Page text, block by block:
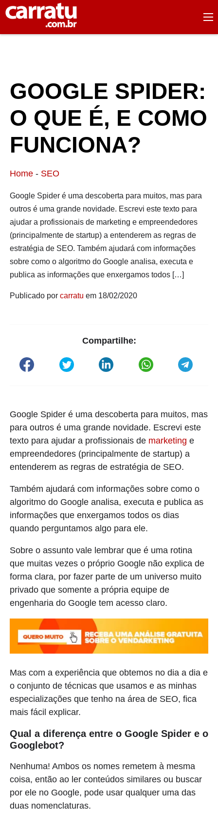
GOOGLE SPIDER:
O QUE É, E COMO
FUNCIONA?
Home - SEO
Google Spider é uma descoberta para muitos, mas para
outros é uma grande novidade. Escrevi este texto para
ajudar a profissionais de marketing e empreendedores
(principalmente de startup) a entenderem as regras de
estratégia de SEO. Também ajudará com informações
sobre como o algoritmo do Google analisa, executa e
publica as informações que enxergamos todos […]
Publicado por carratu em 18/02/2020
Compartilhe:
Google Spider é uma descoberta para muitos, mas
para outros é uma grande novidade. Escrevi este
texto para ajudar a profissionais de marketing e
empreendedores (principalmente de startup) a
entenderem as regras de estratégia de SEO.
Também ajudará com informações sobre como o
algoritmo do Google analisa, executa e publica as
informações que enxergamos todos os dias
quando perguntamos algo para ele.
Sobre o assunto vale lembrar que é uma rotina
que muitas vezes o próprio Google não explica de
forma clara, por fazer parte de um universo muito
privado que somente a própria equipe de
engenharia do Google tem acesso claro.
Mas com a experiência que obtemos no dia a dia e
o conjunto de técnicas que usamos e as minhas
especializações que tenho na área de SEO, fica
mais fácil explicar.
Qual a diferença entre o Google Spider e o
Googlebot?
Nenhuma! Ambos os nomes remetem à mesma
coisa, então ao ler conteúdos similares ou buscar
por ele no Google, pode usar qualquer uma das
duas nomenclaturas.